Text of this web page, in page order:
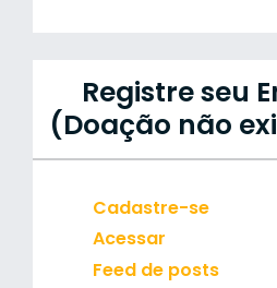
Registre seu
(Doação não
Cadastre-se
Acessar
Feed de posts